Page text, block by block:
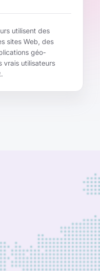
utilisent des
sites Web, des
géo-
vrais utilisateurs